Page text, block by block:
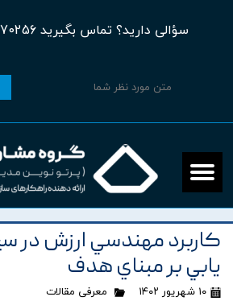
سؤالی دارید؟ تماس بگیرید 02188970256
کاربرد مهندسي ارزش در
يابي بر مبناي هدف
۱۰ شهریور ۱۴۰۲ معرفی مقالات